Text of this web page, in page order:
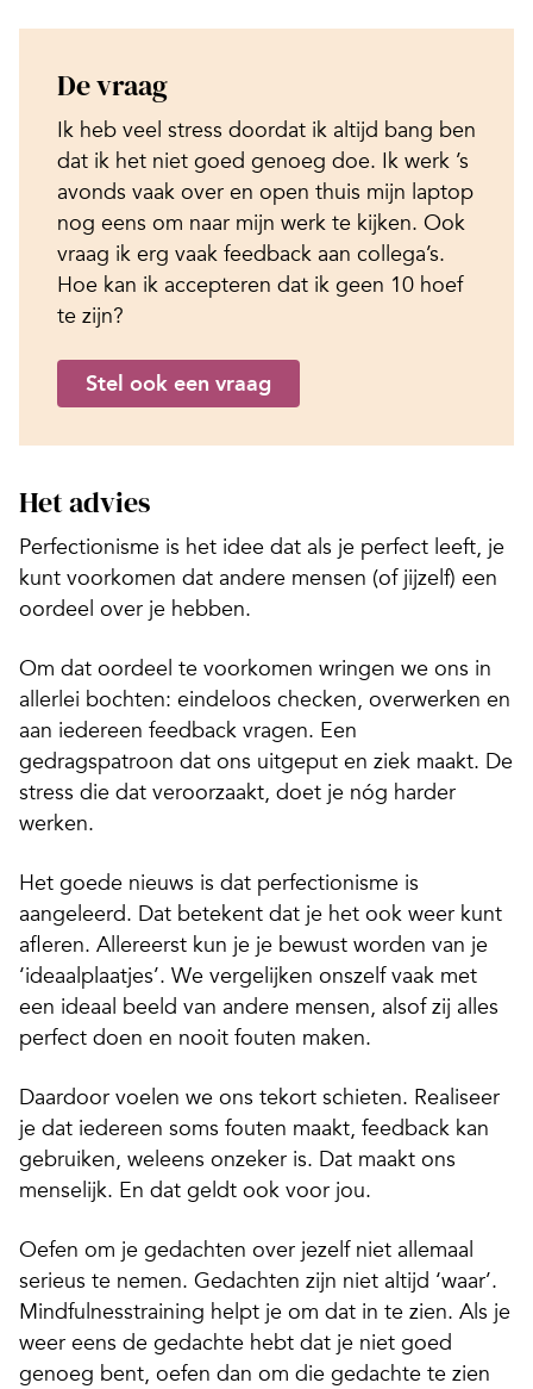
De vraag
Ik heb veel stress doordat ik altijd bang ben
dat ik het niet goed genoeg doe. Ik werk ’s
avonds vaak over en open thuis mijn laptop
nog eens om naar mijn werk te kijken. Ook
vraag ik erg vaak feedback aan collega’s.
Hoe kan ik accepteren dat ik geen 10 hoef
te zijn?
Stel ook een vraag
Het advies
Perfectionisme is het idee dat als je perfect leeft, je
kunt voorkomen dat andere mensen (of jijzelf) een
oordeel over je hebben.
Om dat oordeel te voorkomen wringen we ons in
allerlei bochten: eindeloos checken, overwerken en
aan iedereen feedback vragen. Een
gedragspatroon dat ons uitgeput en ziek maakt. De
stress die dat veroorzaakt, doet je nóg harder
werken.
Het goede nieuws is dat perfectionisme is
aangeleerd. Dat betekent dat je het ook weer kunt
afleren. Allereerst kun je je bewust worden van je
‘ideaalplaatjes’. We vergelijken onszelf vaak met
een ideaal beeld van andere mensen, alsof zij alles
perfect doen en nooit fouten maken.
Daardoor voelen we ons tekort schieten. Realiseer
je dat iedereen soms fouten maakt, feedback kan
gebruiken, weleens onzeker is. Dat maakt ons
menselijk. En dat geldt ook voor jou.
Oefen om je gedachten over jezelf niet allemaal
serieus te nemen. Gedachten zijn niet altijd ‘waar’.
Mindfulnesstraining helpt je om dat in te zien. Als je
weer eens de gedachte hebt dat je niet goed
genoeg bent, oefen dan om die gedachte te zien